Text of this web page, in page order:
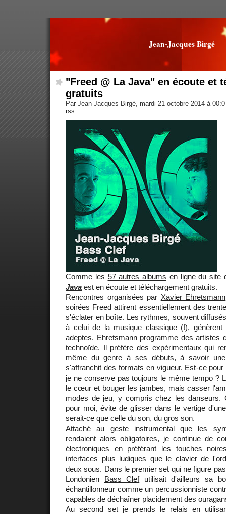
Jean-Jacques Birgé
"Freed @ La Java" en écoute et
gratuits
Par Jean-Jacques Birgé, mardi 21 octobre 2014 à
rss
Comme les 57 autres albums en ligne du site
Java est en écoute et téléchargement gratuits.
Rencontres organisées par Xavier Ehretsmann
soirées Freed attirent essentiellement des
s'éclater en boîte. Les rythmes, souvent
à celui de la musique classique (!),
adeptes. Ehretsmann programme des artistes
technoïde. Il préfère des expérimentaux qui
même du genre à ses débuts, à savoir
s'affranchit des formats en vigueur. Est-ce
je ne conserve pas toujours le même tempo ?
le cœur et bouger les jambes, mais casser
modes de jeu, y compris chez les danseurs.
pour moi, évite de glisser dans le vertige
serait-ce que celle du son, du gros son.
Attaché au geste instrumental que les
rendaient alors obligatoires, je continue de
électroniques en préférant les touches
interfaces plus ludiques que le clavier de
deux sous. Dans le premier set qui ne figure
Londonien Bass Clefutilisait d'ailleurs sa
échantillonneur comme un percussionniste
capables de déchaîner placidement des
Au second set je prends le relais en